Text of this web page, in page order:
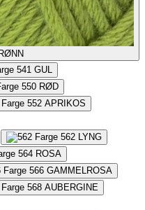
541 GUL
550 RØD
552 APRIKOS
562 LYNG
564 ROSA
566 GAMMELROSA
568 AUBERGINE